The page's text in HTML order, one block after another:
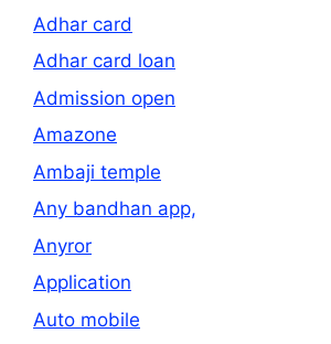
Adhar card
Adhar card loan
Admission open
Amazone
Ambaji temple
Any bandhan app,
Anyror
Application
Auto mobile